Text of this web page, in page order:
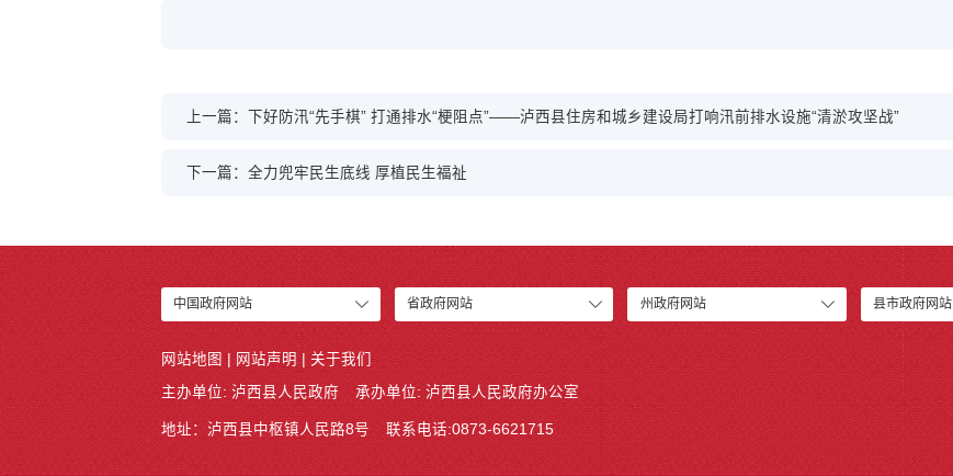
上一篇：下好防汛“先手棋” 打通排水“梗阻点”——泸西县住房和城乡建设局打响汛前排水设施“清淤攻坚战”
下一篇：全力兜牢民生底线 厚植民生福祉
中国政府网站 省政府网站 州政府网站 县市政府网站
网站地图 网站声明 关于我们
主办单位: 泸西县人民政府 承办单位: 泸西县人民政府办公室
地址：泸西县中枢镇人民路8号 联系电话:0873-6621715